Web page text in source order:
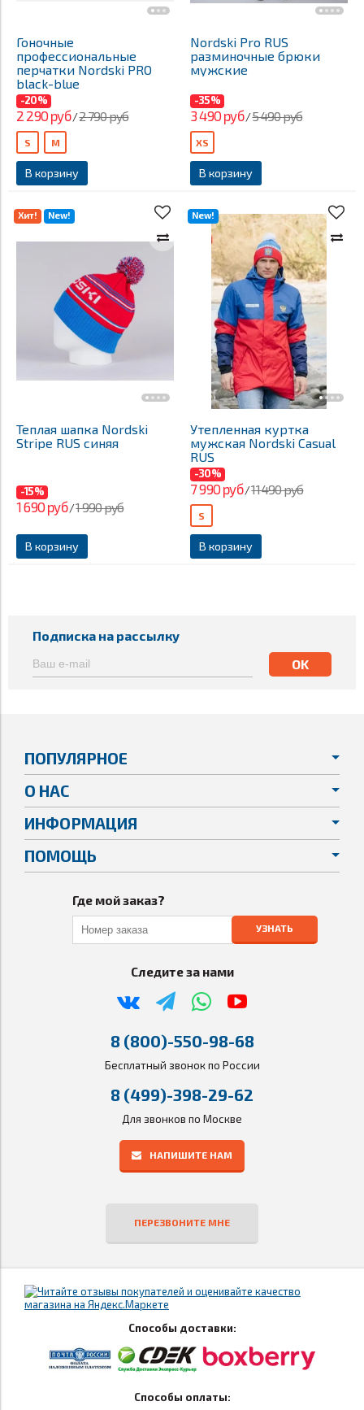
Гоночные
профессиональные
перчатки Nordski PRO
black-blue
-20%
2 290 руб/2 790 руб
В корзину
S M
Nordski Pro RUS
разминочные брюки
мужские
-35%
3 490 руб/5 490 руб
В корзину
XS
Хит! New!
Теплая шапка Nordski
Stripe RUS синяя
-15%
1 690 руб/1 990 руб
В корзину
New!
Утепленная куртка
мужская Nordski Casual
RUS
-30%
7 990 руб/11 490 руб
В корзину
S
Подписка на рассылку
ПОПУЛЯРНОЕ
О НАС
ИНФОРМАЦИЯ
ПОМОЩЬ
Где мой заказ?
УЗНАТЬ
Следите за нами
8 (800)-550-98-68
Бесплатный звонок по России
8 (499)-398-29-62
Для звонков по Москве
НАПИШИТЕ НАМ
ПЕРЕЗВОНИТЕ МНЕ
Способы доставки:
Способы оплаты: